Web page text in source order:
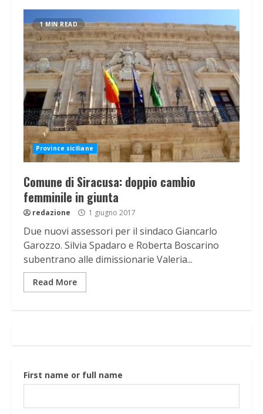
1 MIN READ
Province siciliane
Comune di Siracusa: doppio cambio
femminile in giunta
redazione 1 giugno 2017
Due nuovi assessori per il sindaco Giancarlo
Garozzo. Silvia Spadaro e Roberta Boscarino
subentrano alle dimissionarie Valeria...
Read More
First name or full name